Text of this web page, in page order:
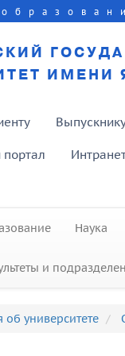
ИМЕНИ
Наука
и
университете